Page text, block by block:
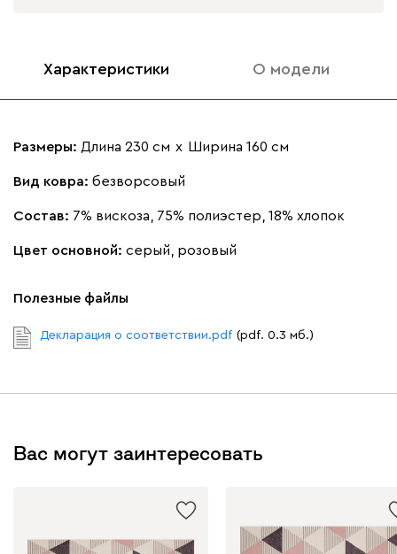
Характеристики О модели
Размеры: Длина 230 см х Ширина 160 см
Вид ковра: безворсовый
Состав: 7% вискоза, 75% полиэстер, 18% хлопок
Цвет основной: серый, розовый
Полезные файлы
Декларация о соответствии.pdf (pdf. 0.3 мб.)
Вас могут заинтересовать